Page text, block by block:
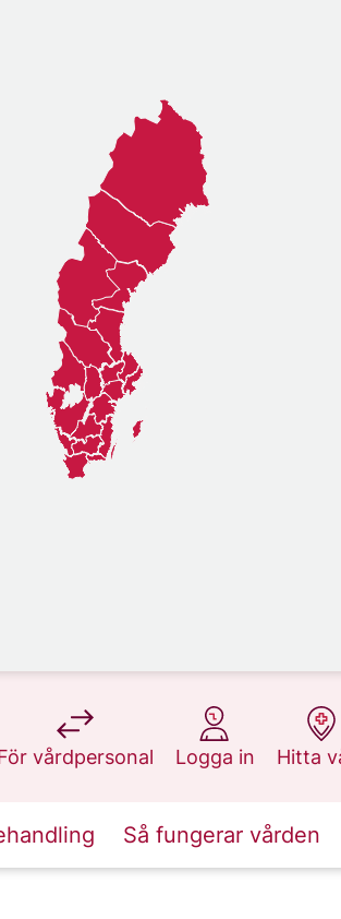
vårdpersonal
på 1177.se
Logga in
på 1177.se
Hitta
på
Så fungerar vården